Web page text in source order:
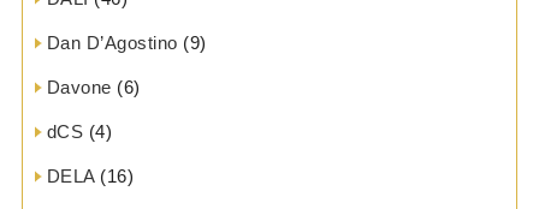
Dan D’Agostino (9)
Davone (6)
dCS (4)
DELA(16)